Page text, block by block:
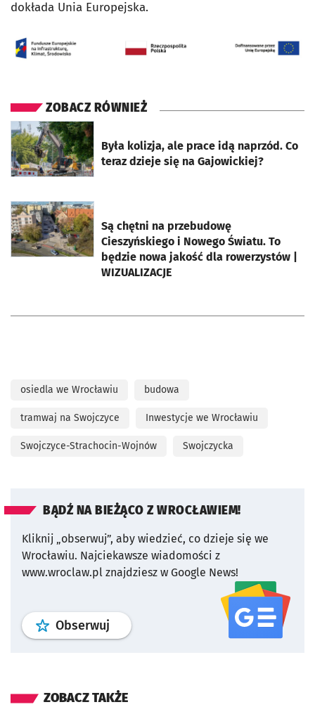
dokłada Unia Europejska.
ZOBACZ RÓWNIEŻ
Była kolizja, ale prace idą naprzód. Co
teraz dzieje się na Gajowickiej?
otworzy się w nowej karcie
Są chętni na przebudowę
Cieszyńskiego i Nowego Światu. To
będzie nowa jakość dla rowerzystów |
WIZUALIZACJE
otworzy się w nowej karcie
osiedla we Wrocławiu budowa
tramwaj na Swojczyce Inwestycje we Wrocławiu
Swojczyce-Strachocin-Wojnów Swojczycka
BĄDŹ NA BIEŻĄCO Z WROCŁAWIEM!
Kliknij „obserwuj”, aby wiedzieć, co dzieje się we
Wrocławiu. Najciekawsze wiadomości z
www.wroclaw.pl znajdziesz w Google News!
Obserwuj profil serwisu
ZOBACZ TAKŻE